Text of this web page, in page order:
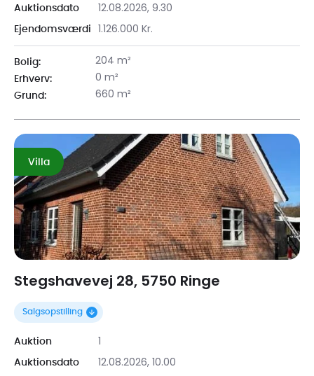
Auktionsdato 12.08.2026, 9.30
Ejendomsværdi 1.126.000 Kr.
Bolig: 204 m²
Erhverv: 0 m²
Grund: 660 m²
Villa
Stegshavevej 28, 5750 Ringe
Salgsopstilling
Auktion 1
Auktionsdato 12.08.2026, 10.00